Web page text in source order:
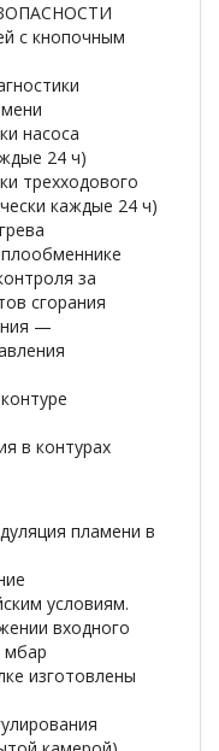
с кнопочным
насоса
24 ч)
трехходового
каждые 24 ч)
за
сгорания
—
в контурах
пламени в
условиям.
входного
мбар
изготовлены